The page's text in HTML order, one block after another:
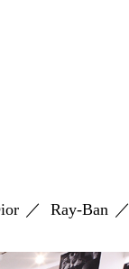
／ Ray-Ban ／